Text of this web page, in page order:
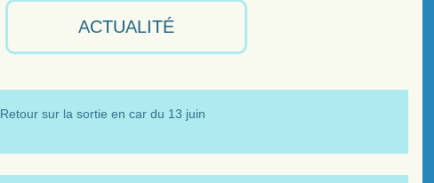
ACTUALITÉ
Retour sur la sortie en car du 13 juin